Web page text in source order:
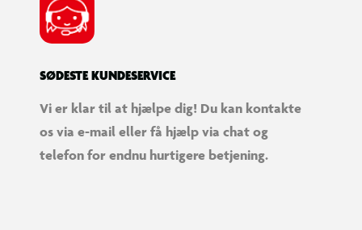
SØDESTE KUNDESERVICE
Vi er klar til at hjælpe dig! Du kan kontakte
os via e-mail eller få hjælp via chat og
telefon for endnu hurtigere betjening.